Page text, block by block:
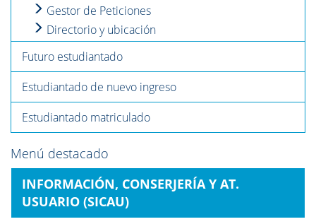
Gestor de Peticiones
Directorio y ubicación
Futuro estudiantado
Estudiantado de nuevo ingreso
Estudiantado matriculado
Menú destacado
INFORMACIÓN, CONSERJERÍA Y AT.
USUARIO (SICAU)